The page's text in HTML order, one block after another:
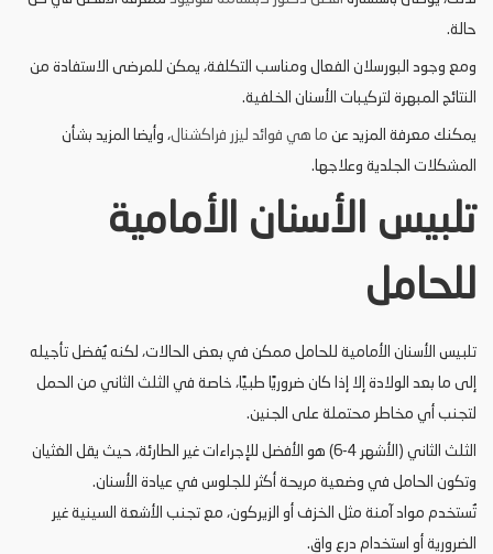
حالة.
ومع وجود البورسلان الفعال ومناسب التكلفة، يمكن للمرضى الاستفادة من
النتائج المبهرة لتركيبات الأسنان الخلفية.
يمكنك معرفة المزيد عن ما هي فوائد ليزر فراكشنال، وأيضا المزيد بشأن
المشكلات الجلدية وعلاجها.
تلبيس الأسنان الأمامية
للحامل
تلبيس الأسنان الأمامية للحامل ممكن في بعض الحالات، لكنه يُفضل تأجيله
إلى ما بعد الولادة إلا إذا كان ضروريًا طبيًا، خاصة في الثلث الثاني من الحمل
لتجنب أي مخاطر محتملة على الجنين.
الثلث الثاني (الأشهر 4-6) هو الأفضل للإجراءات غير الطارئة، حيث يقل الغثيان
وتكون الحامل في وضعية مريحة أكثر للجلوس في عيادة الأسنان.
تُستخدم مواد آمنة مثل الخزف أو الزيركون، مع تجنب الأشعة السينية غير
الضرورية أو استخدام درع واقٍ.